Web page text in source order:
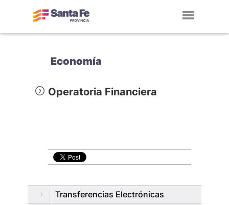
Economía
Operatoria Financiera
Transferencias Electrónicas